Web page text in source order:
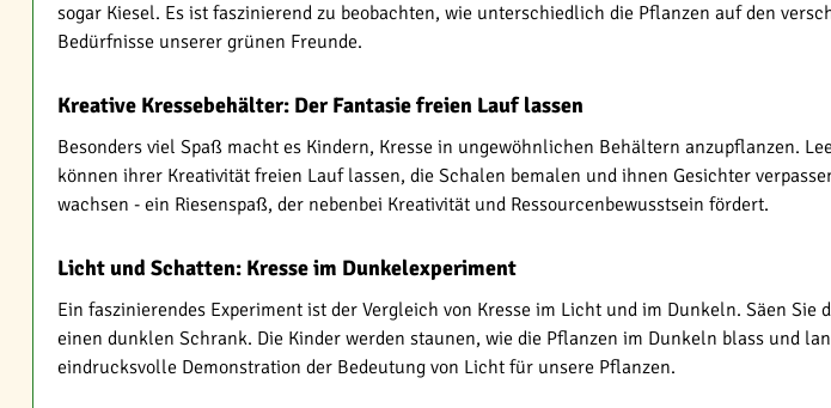
sogar Kiesel. Es ist faszinierend zu beobachten, wie unterschiedlich die Pflanzen auf den
Bedürfnisse unserer grünen Freunde.
Kreative Kressebehälter: Der Fantasie freien Lauf lassen
Besonders viel Spaß macht es Kindern, Kresse in ungewöhnlichen Behältern anzupflanzen.
können ihrer Kreativität freien Lauf lassen, die Schalen bemalen und ihnen Gesichter
wachsen - ein Riesenspaß, der nebenbei Kreativität und Ressourcenbewusstsein fördert.
Licht und Schatten: Kresse im Dunkelexperiment
Ein faszinierendes Experiment ist der Vergleich von Kresse im Licht und im Dunkeln. Säen
einen dunklen Schrank. Die Kinder werden staunen, wie die Pflanzen im Dunkeln blass und
eindrucksvolle Demonstration der Bedeutung von Licht für unsere Pflanzen.